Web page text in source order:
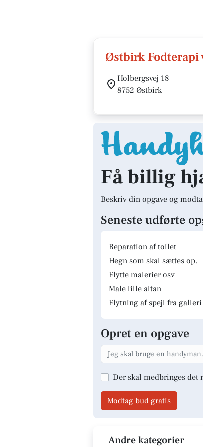
Østbirk Fodterapi
Holbergsvej 18
8752 Østbirk
Få billig
Beskriv din opgave og
Seneste udførte
Reparation af toilet
Hegn som skal sættes op.
Flytte malerier osv
Male lille altan
Flytning af spejl fra
Opret en opgave
Der skal medbringes det
Modtag bud gratis
Andre kategorier